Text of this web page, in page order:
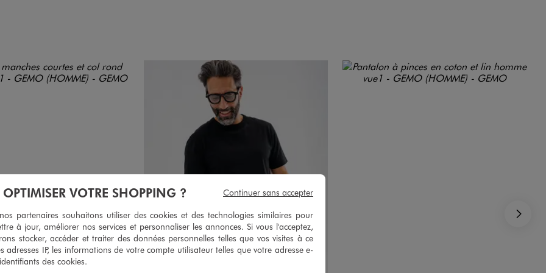
OPTIMISER VOTRE SHOPPING ?
partenaires souhaitons utiliser des cookies et des technologies similaires pour
à jour, améliorer nos services et personnaliser les annonces. Si vous l'acceptez,
stocker, accéder et traiter des données personnelles telles que vos visites à ce
adresses IP, les informations de votre compte utilisateur telles que votre adresse e-
des cookies.
Continuer sans accepter